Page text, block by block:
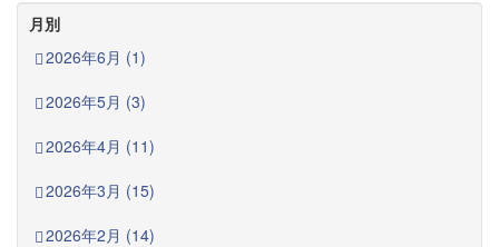
月別
2026年6月 (1)
2026年5月 (3)
2026年4月 (11)
2026年3月 (15)
2026年2月 (14)